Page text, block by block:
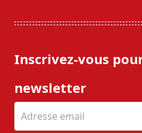
Inscrivez-vous
newsletter